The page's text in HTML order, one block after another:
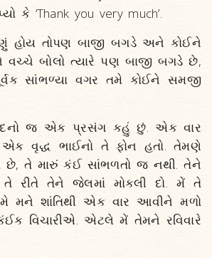
‘Thank you very much’.
હોય તોપણ બાજી બગડે અને કોઈને
વચ્ચે બોલો ત્યારે પણ બાજી બગડે છે,
સાંભળ્યા વગર તમે કોઈને સમજી
જ એક પ્રસંગ કહું છું. એક વાર
વૃદ્ધ ભાઈનો તે ફોન હતો. તેમણે
છે, તે મારું કંઈ સાંભળતો જ નથી. તેને
તે રીતે તેને જેલમાં મોકલી દો. મેં તે
મને શાંતિથી એક વાર આવીને મળો
વિચારીએ. એટલે મેં તેમને રવિવારે